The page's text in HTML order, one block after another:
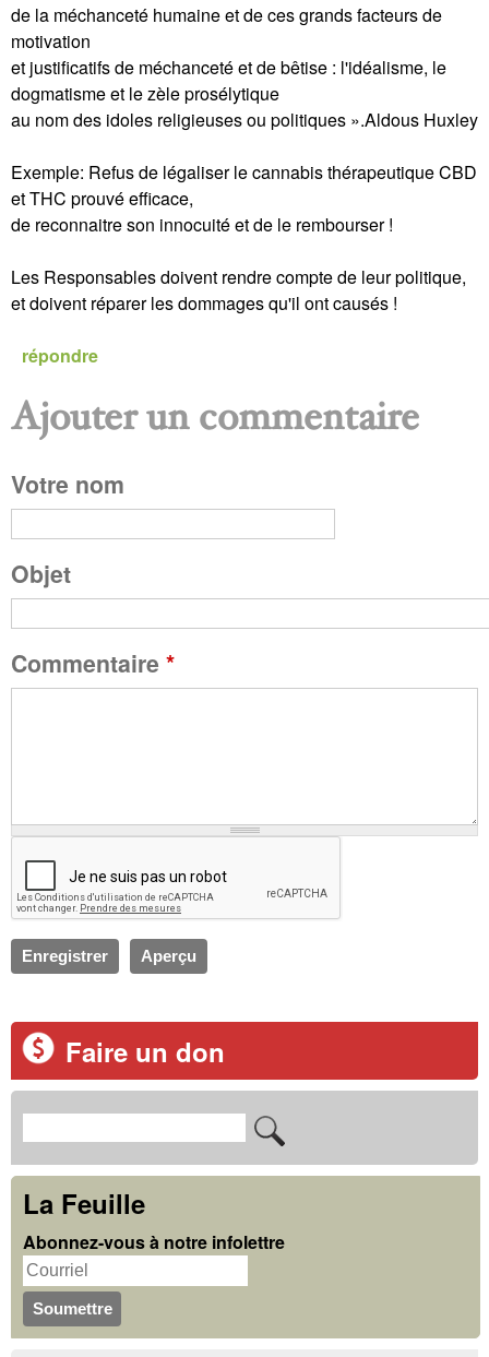
de la méchanceté humaine et de ces grands facteurs de
motivation
et justificatifs de méchanceté et de bêtise : l'idéalisme, le
dogmatisme et le zèle prosélytique
au nom des idoles religieuses ou politiques ».Aldous Huxley
Exemple: Refus de légaliser le cannabis thérapeutique CBD
et THC prouvé efficace,
de reconnaitre son innocuité et de le rembourser !
Les Responsables doivent rendre compte de leur politique,
et doivent réparer les dommages qu'il ont causés !
répondre
P
a
g
e
s
Ajouter un commentaire
Votre nom
Objet
Commentaire *
Faire un don
F
o
r
m
u
l
e
c
h
e
r
c
La Feuille
Abonnez-vous à notre infolettre